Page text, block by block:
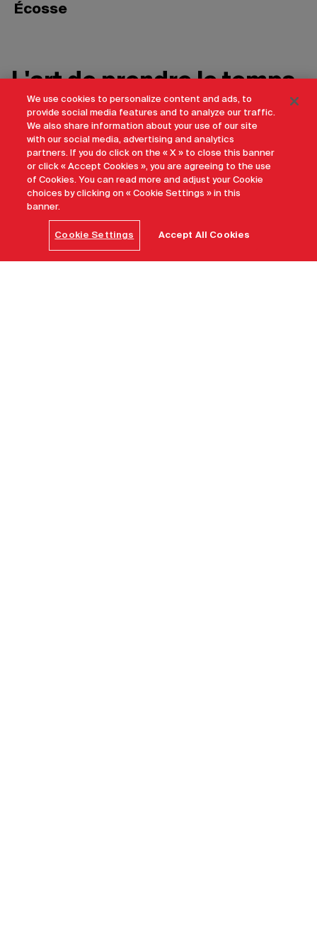
Écosse
L'art de prendre le temps
Comment adopter l’art de voyager
lentement au Canada ?
Au Canada, le voyage ne se mesure pas en kilomètres,
mais en émotions, en rencontres et en moments
We use cookies to personalize content and ads, to
provide social media features and to analyze our traffic.
We also share information about your use of our site
with our social media, advertising and analytics
partners. If you do click on the « X » to close this banner
or click « Accept Cookies », you are agreeing to the use
of Cookies. You can read more and adjust your Cookie
choices by clicking on « Cookie Settings » in this
banner.
Cookie Settings Accept All Cookies